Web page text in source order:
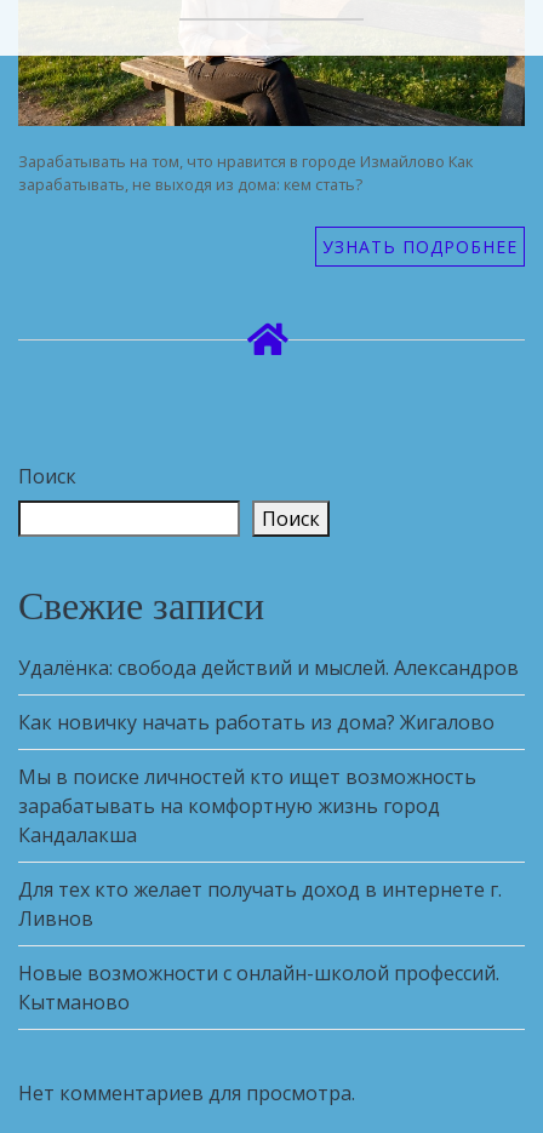
Зарабатывать на том, что нравится в городе Измайлово Как
зарабатывать, не выходя из дома: кем стать?
УЗНАТЬ ПОДРОБНЕЕ
Поиск
Поиск
Свежие записи
Удалёнка: свобода действий и мыслей. Александров
Как новичку начать работать из дома? Жигалово
Мы в поиске личностей кто ищет возможность
зарабатывать на комфортную жизнь город
Кандалакша
Для тех кто желает получать доход в интернете г.
Ливнов
Новые возможности с онлайн-школой профессий.
Кытманово
Нет комментариев для просмотра.